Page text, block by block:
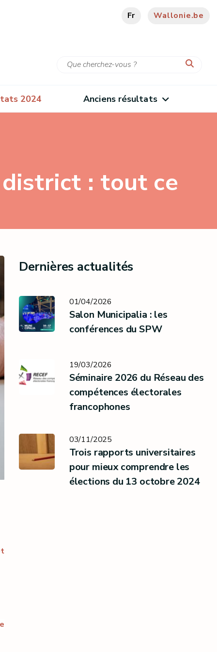
Fr Wallonie.be
2024 Anciens résultats
: tout ce
Dernières actualités
01/04/2026
Salon Municipalia : les
conférences du SPW
19/03/2026
Séminaire 2026 du Réseau des
compétences électorales
francophones
03/11/2025
Trois rapports universitaires
pour mieux comprendre les
élections du 13 octobre 2024